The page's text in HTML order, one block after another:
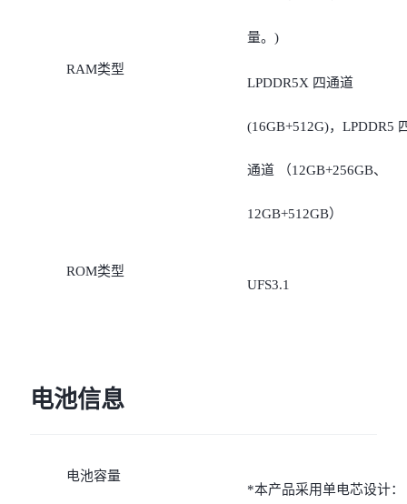
量。)
RAM类型
LPDDR5X 四通道
(16GB+512G)，LPDDR5
通道 （12GB+256GB、
12GB+512GB）
ROM类型
UFS3.1
电池信息
电池容量
*本产品采用单电芯设计：